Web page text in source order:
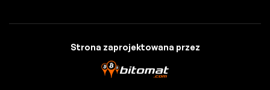
Strona zaprojektowana przez